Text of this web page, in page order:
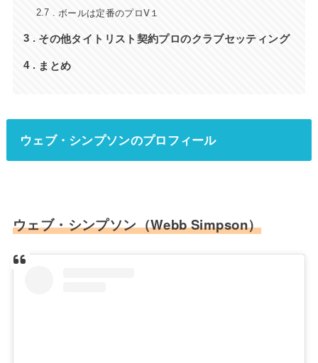
2.7 ボールは定番のプロV１
3 その他タイトリスト契約プロのクラブセッティング
4 まとめ
ウェブ・シンプソンのプロフィール
ウェブ・シンプソン（Webb Simpson）